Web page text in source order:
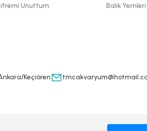
Unuttum
Balık Yemleri
Keçiören